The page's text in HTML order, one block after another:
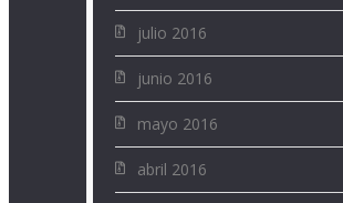
julio 2016
junio 2016
mayo 2016
abril 2016